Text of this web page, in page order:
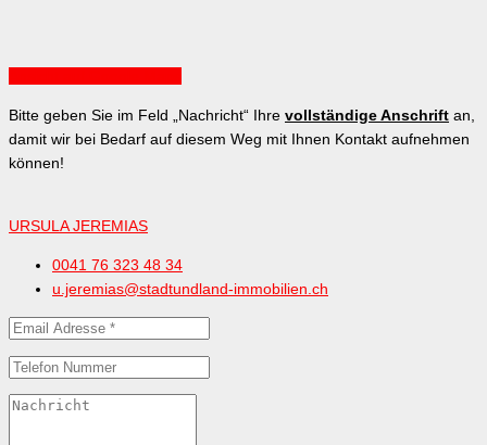
Bitte geben Sie im Feld „Nachricht“ Ihre vollständige Anschrift an,
damit wir bei Bedarf auf diesem Weg mit Ihnen Kontakt aufnehmen
können!
URSULA JEREMIAS
0041 76 323 48 34
u.jeremias@stadtundland-immobilien.ch